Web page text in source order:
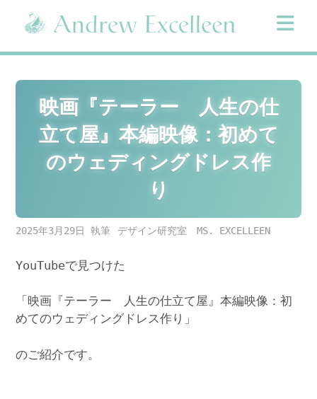
content
映画『テーラー 人生の仕
立て屋』本編映像：初めて
のウェディングドレス作
り
2025年3月29日 デザイン研究室 MS. EXCELLEEN
YouTubeで見つけた
「映画『テーラー 人生の仕立て屋』本編映像：初
めてのウェディングドレス作り」
のご紹介です。